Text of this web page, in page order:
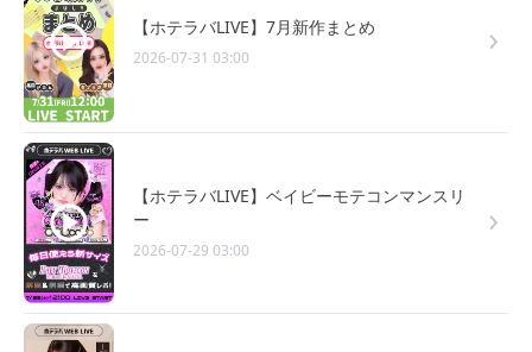
【ホテラバLIVE】7月新作まとめ
2026-07-31 03:00
【ホテラバLIVE】ベイビーモテコンマンスリ
ー
2026-07-29 03:00